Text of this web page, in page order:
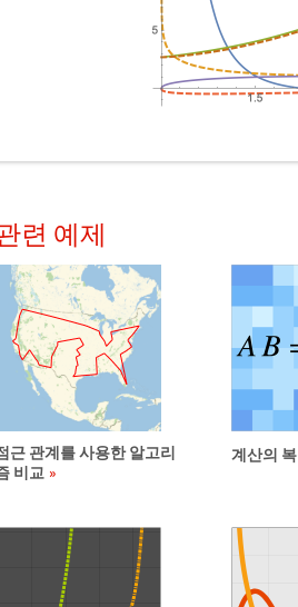
련 예제
근 관계를 사용한 알고리
비교
계산의